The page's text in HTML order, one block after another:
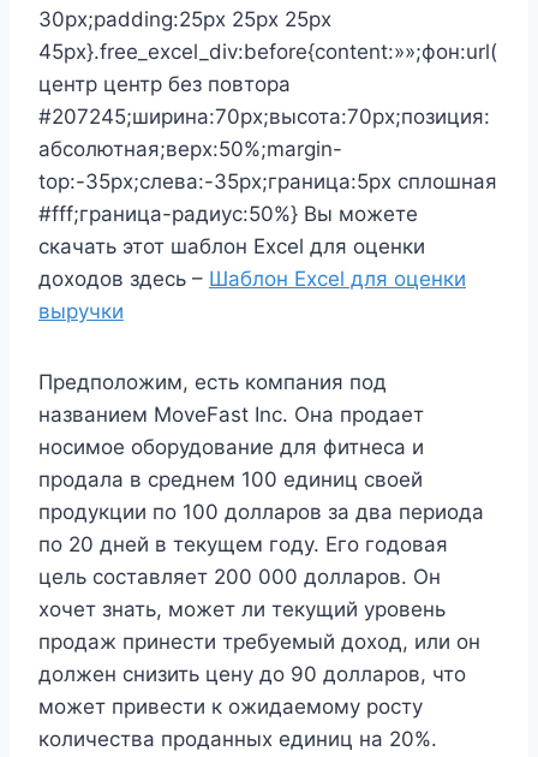
30px;padding:25px 25px 25px
45px}.free_excel_div:before{content:»»;фон:url(
центр центр без повтора
#207245;ширина:70px;высота:70px;позиция:
абсолютная;верх:50%;margin-
top:-35px;слева:-35px;граница:5px сплошная
#fff;граница-радиус:50%} Вы можете
скачать этот шаблон Excel для оценки
доходов здесь – Шаблон Excel для оценки
выручки
Предположим, есть компания под
названием MoveFast Inc. Она продает
носимое оборудование для фитнеса и
продала в среднем 100 единиц своей
продукции по 100 долларов за два периода
по 20 дней в текущем году. Его годовая
цель составляет 200 000 долларов. Он
хочет знать, может ли текущий уровень
продаж принести требуемый доход, или он
должен снизить цену до 90 долларов, что
может привести к ожидаемому росту
количества проданных единиц на 20%.